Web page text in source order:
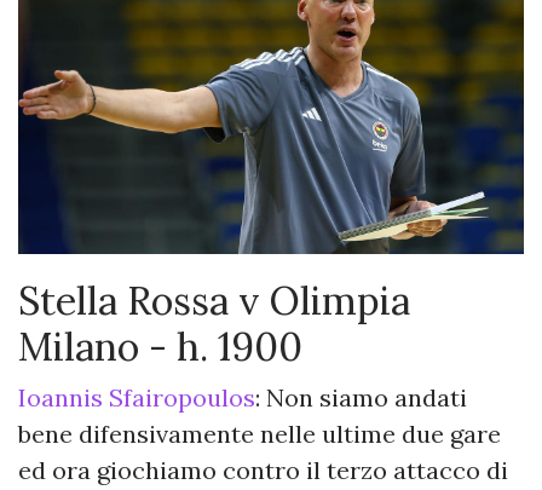
Stella Rossa v Olimpia
Milano - h. 1900
Ioannis Sfairopoulos: Non siamo andati
bene difensivamente nelle ultime due gare
ed ora giochiamo contro il terzo attacco di